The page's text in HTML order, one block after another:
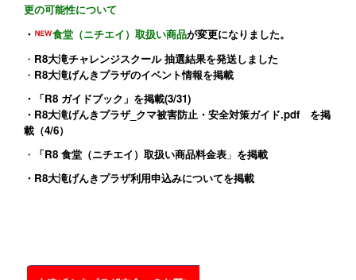
更の可能性について
・ 食堂（ニチエイ）取扱い商品が変更になりました。
・ R8大滝チャレンジスクール 抽選結果を発送しました
・ R8大滝げんきプラザのイベント情報を掲載
・ 「R8 ガイドブック」 を掲載(3/31)
・ R8大滝げんきプラザ_クマ被害防止・安全対策ガイド.pdfを掲
載（4/6）
・
「R8 食堂（ニチエイ）取扱い商品料金表 」 を掲載
・ R8大滝げんきプラザ利用申込みについてを掲載